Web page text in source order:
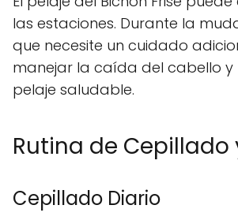
las estaciones. Durante la
que necesite un cuidado
manejar la caída del cabello y
pelaje saludable.
Rutina de Cepillado
Cepillado Diario